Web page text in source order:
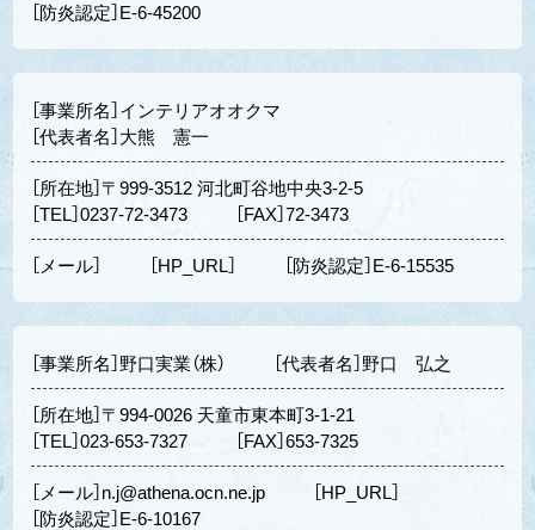
［防炎認定］E-6-45200
［事業所名］インテリアオオクマ
［代表者名］大熊 憲一
［所在地］〒999-3512 河北町谷地中央3-2-5
［TEL］0237-72-3473
［FAX］72-3473
［メール］ ［HP_URL］ ［防炎認定］E-6-15535
［事業所名］野口実業（株） ［代表者名］野口 弘之
［所在地］〒994-0026 天童市東本町3-1-21
［TEL］023-653-7327
［FAX］653-7325
［メール］n.j@athena.ocn.ne.jp
［HP_URL］
［防炎認定］E-6-10167